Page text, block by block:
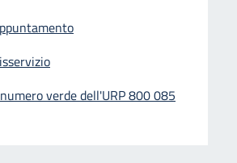
verde dell'URP 800 085